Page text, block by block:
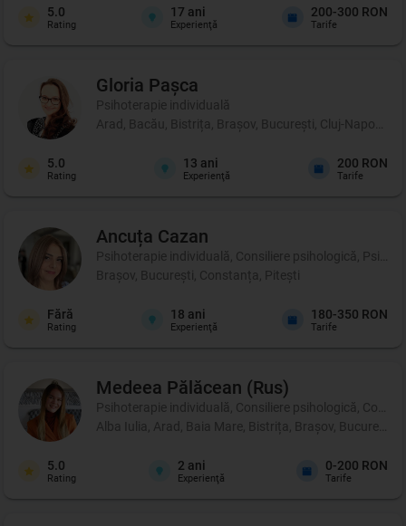
5.0
Rating
17 ani
Experienţă
200-300 RON
Tarife
Gloria Pașca
Psihoterapie individuală
Arad, Bacău, Bistrița, Brașov, București, Cluj-Napoca,
5.0
Rating
13 ani
Experienţă
200 RON
Tarife
Ancuța Cazan
Psihoterapie individuală, Consiliere psihologică,
Brașov, București, Constanța, Pitești
Fără
Rating
18 ani
Experienţă
180-350 RON
Tarife
Medeea Pălăcean (Rus)
Psihoterapie individuală, Consiliere psihologică,
Alba Iulia, Arad, Baia Mare, Bistrița, Brașov, București,
5.0
Rating
2 ani
Experienţă
0-200 RON
Tarife